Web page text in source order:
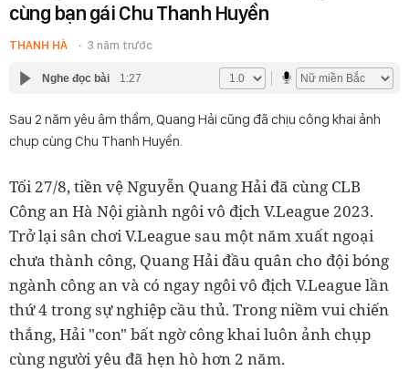
cùng bạn gái Chu Thanh Huyền
THANH HÀ 3 năm trước
Nghe đọc bài 1:27
Sau 2 năm yêu âm thầm, Quang Hải cũng đã chịu công khai ảnh
chụp cùng Chu Thanh Huyền.
Tối 27/8, tiền vệ Nguyễn Quang Hải đã cùng CLB
Công an Hà Nội giành ngôi vô địch V.League 2023.
Trở lại sân chơi V.League sau một năm xuất ngoại
chưa thành công, Quang Hải đầu quân cho đội bóng
ngành công an và có ngay ngôi vô địch V.League lần
thứ 4 trong sự nghiệp cầu thủ. Trong niềm vui chiến
thắng, Hải "con" bất ngờ công khai luôn ảnh chụp
cùng người yêu đã hẹn hò hơn 2 năm.